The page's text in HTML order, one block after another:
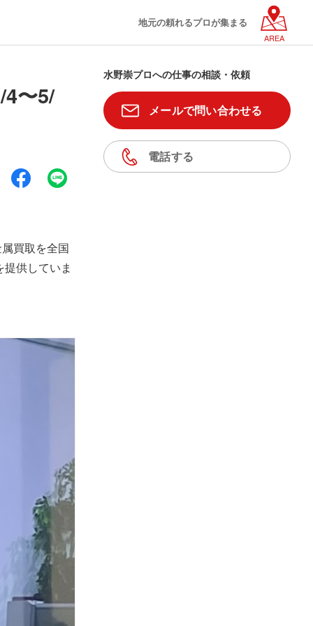
地元の頼れるプロが集まる
AREA
〜5/
買取を全国
供していま
水野崇プロへの仕事の相談・依頼
メールで問い合わせる
電話する